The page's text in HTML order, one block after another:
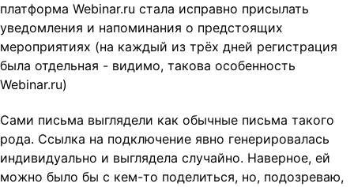
платформа Webinar.ru стала исправно присылать
уведомления и напоминания о предстоящих
мероприятиях (на каждый из трёх дней регистрация
была отдельная - видимо, такова особенность
Webinar.ru)
Сами письма выглядели как обычные письма такого
рода. Ссылка на подключение явно генерировалась
индивидуально и выглядела случайно. Наверное, ей
можно было бы с кем-то поделиться, но, подозреваю,